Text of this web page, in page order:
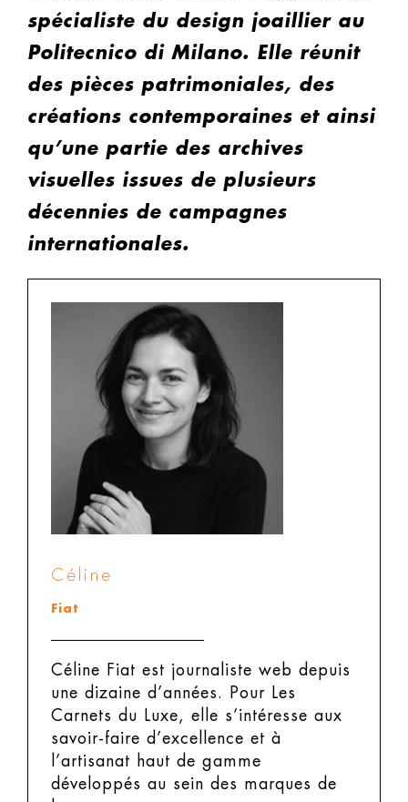
spécialiste du design joaillier au
Politecnico di Milano. Elle réunit
des pièces patrimoniales, des
créations contemporaines et ainsi
qu’une partie des archives
visuelles issues de plusieurs
décennies de campagnes
internationales.
Céline
Fiat
Céline Fiat est journaliste web depuis
une dizaine d’années. Pour Les
Carnets du Luxe, elle s’intéresse aux
savoir-faire d’excellence et à
l’artisanat haut de gamme
développés au sein des marques de